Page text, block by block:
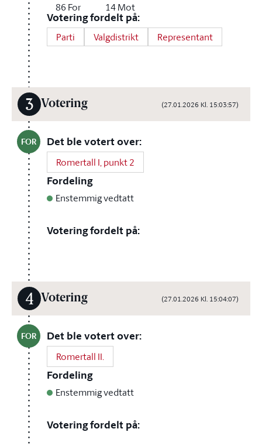
86 For 14Mot
Votering fordelt på:
Parti Valgdistrikt Representant
3 Votering (27.01.2026 Kl. 15:03:57)
FOR Det ble votert over:
Romertall I, punkt 2
Fordeling
Enstemmig vedtatt
Votering fordelt på:
4 Votering (27.01.2026 Kl. 15:04:07)
FOR Det ble votert over:
Romertall II.
Fordeling
Enstemmig vedtatt
Votering fordelt på: